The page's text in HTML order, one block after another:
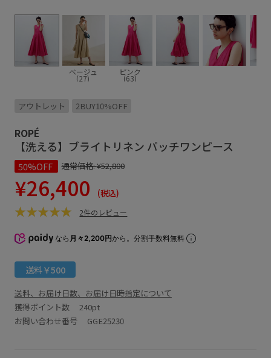
ベージュ
(27)
ピンク
(63)
アウトレット 2BUY10%OFF
ROPÉ
【洗える】ブライトリネン パッチワンピース
50%OFF 通常価格:¥52,800
¥26,400 (税込)
2件のレビュー
なら 月々2,200円から。分割手数料無料
送料￥500
送料、お届け日数、お届け日時指定について
獲得ポイント数 240pt
お問い合わせ番号 GGE25230